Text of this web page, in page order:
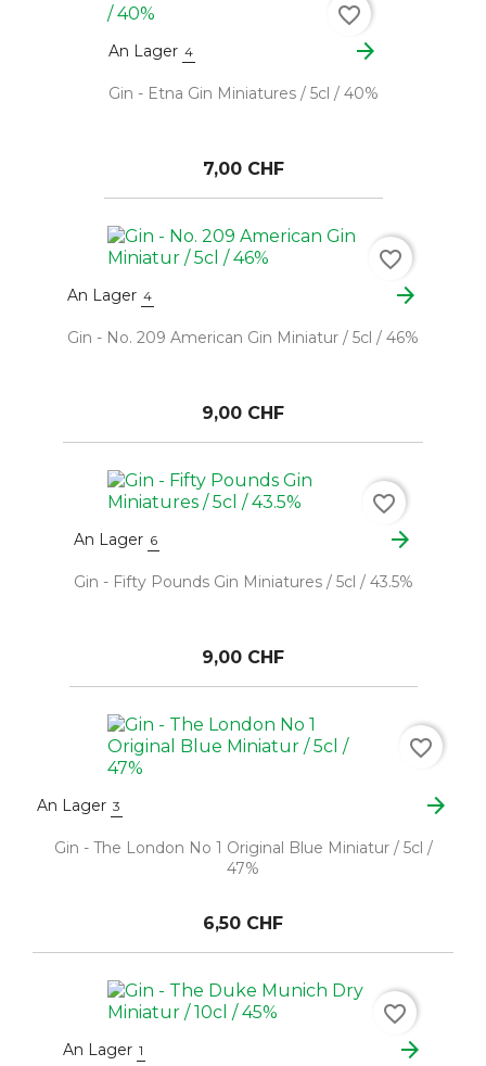
An Lager 4 arrow_forward
Gin - Etna Gin Miniatures / 5cl / 40%
7,00 CHF
favorite_border
An Lager 4 arrow_forward
Gin - No. 209 American Gin Miniatur / 5cl / 46%
9,00 CHF
favorite_border
An Lager 6 arrow_forward
Gin - Fifty Pounds Gin Miniatures / 5cl / 43.5%
9,00 CHF
favorite_border
An Lager 3 arrow_forward
Gin - The London No 1 Original Blue Miniatur / 5cl /
47%
6,50 CHF
favorite_border
An Lager 1 arrow_forward
favorite_border